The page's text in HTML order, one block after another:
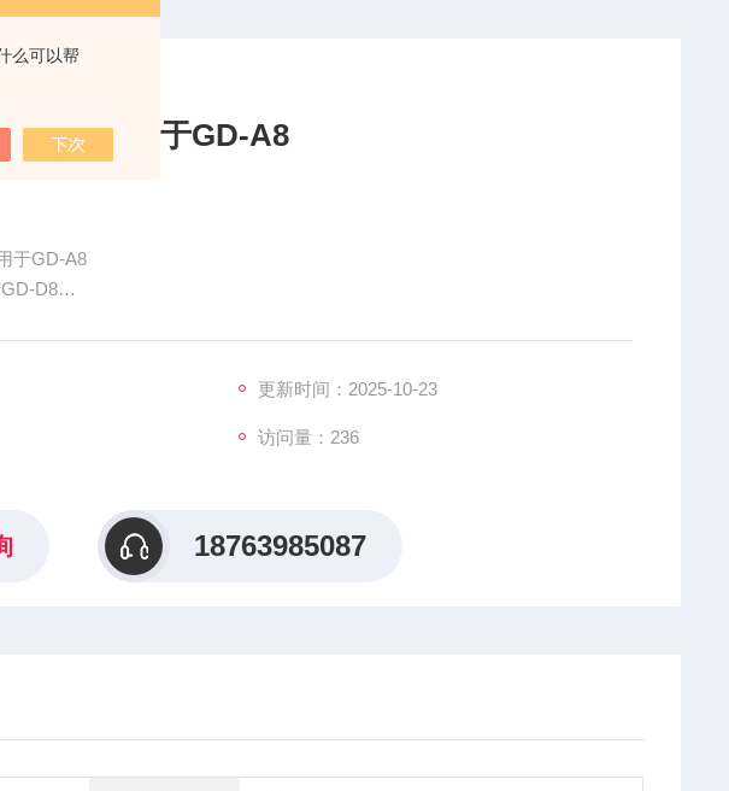
么可以帮
感器适用于GD-A8
于GD-A8
D8
更新时间：2025-10-23
访问量：236
18763985087